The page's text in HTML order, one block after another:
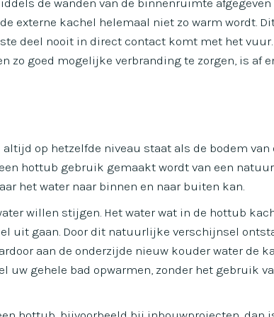
de wanden van de binnenruimte afgegeven
externe kachel helemaal niet zo warm wordt.
deel nooit in direct contact komt met het vuur.
zo goed mogelijke verbranding te zorgen, is af
op hetzelfde niveau staat als de bodem van
hottub gebruik gemaakt wordt van een
het water naar binnen en naar buiten kan.
willen stijgen. Het water wat in de hottub
uit gaan. Door dit natuurlijke verschijnsel
aan de onderzijde nieuw kouder water de
uw gehele bad opwarmen, zonder het gebruik